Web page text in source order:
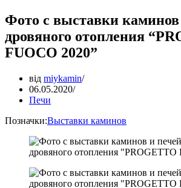
Фото с выставки каминов
дровяного отопления
FUOCO 2020”
від miykamin
06.05.2020
Печи
Позначки:Выставки каминов